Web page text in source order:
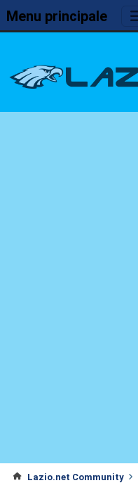
Menu principale
Lazio.net Community